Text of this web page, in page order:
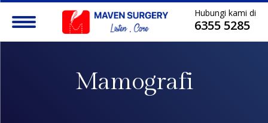
Hubungi kami di
6355 5285
Mamografi